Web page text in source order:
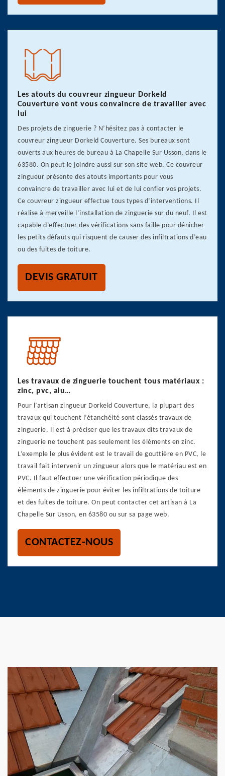
Les atouts du couvreur zingueur Dorkeld
Couverture vont vous convaincre de travailler avec
lui
Des projets de zinguerie ? N’hésitez pas à contacter le
couvreur zingueur Dorkeld Couverture. Ses bureaux sont
ouverts aux heures de bureau à La Chapelle Sur Usson, dans le
63580. On peut le joindre aussi sur son site web. Ce couvreur
zingueur présente des atouts importants pour vous
convaincre de travailler avec lui et de lui confier vos projets.
Ce couvreur zingueur effectue tous types d’interventions. Il
réalise à merveille l’installation de zinguerie sur du neuf. Il est
capable d’effectuer des vérifications sans faille pour dénicher
les petits défauts qui risquent de causer des infiltrations d’eau
ou des fuites de toiture.
DEVIS GRATUIT
Les travaux de zinguerie touchent tous matériaux :
zinc, pvc, alu…
Pour l’artisan zingueur Dorkeld Couverture, la plupart des
travaux qui touchent l’étanchéité sont classés travaux de
zinguerie. Il est à préciser que les travaux dits travaux de
zinguerie ne touchent pas seulement les éléments en zinc.
L’exemple le plus évident est le travail de gouttière en PVC, le
travail fait intervenir un zingueur alors que le matériau est en
PVC. Il faut effectuer une vérification périodique des
éléments de zinguerie pour éviter les infiltrations de toiture
et des fuites de toiture. On peut contacter cet artisan à La
Chapelle Sur Usson, en 63580 ou sur sa page web.
CONTACTEZ-NOUS